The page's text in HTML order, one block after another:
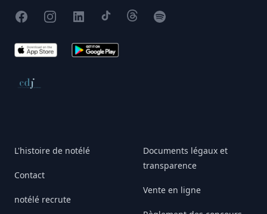
FacebookInstagram
X TikTokThreadsSpotify
App Store Google Play
Conseil de déontologie journalistique
L'histoire de notélé
Contact
notélé recrute
Documents légaux et
transparence
Vente en ligne